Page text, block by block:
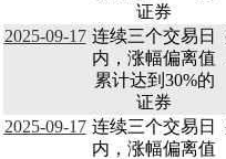
证券
2025-09-17 连续三个交易日
内，涨幅偏离值
累计达到30%的
证券
2025-09-17 连续三个交易日
内，涨幅偏离值